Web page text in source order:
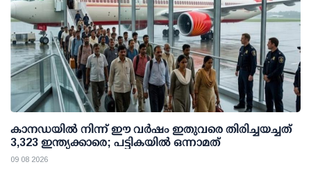
കാനഡയിൽ നിന്ന് ഈ വർഷം ഇതുവരെ തിരിച്ചയച്ചത്
3,323 ഇന്ത്യക്കാരെ; പട്ടികയിൽ ഒന്നാമത്
09 08 2026